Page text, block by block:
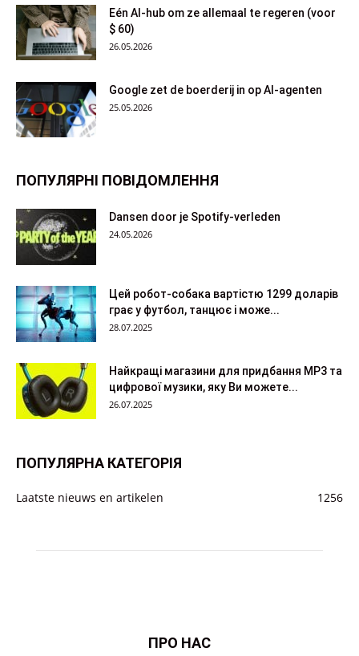
Eén AI-hub om ze allemaal te regeren (voor
$ 60)
26.05.2026
Google zet de boerderij in op AI-agenten
25.05.2026
ПОПУЛЯРНІ ПОВІДОМЛЕННЯ
Dansen door je Spotify-verleden
24.05.2026
Цей робот-собака вартістю 1299 доларів
грає у футбол, танцює і може...
28.07.2025
Найкращі магазини для придбання MP3 та
цифрової музики, яку Ви можете...
26.07.2025
ПОПУЛЯРНА КАТЕГОРІЯ
Laatste nieuws en artikelen 1256
ПРО НАС